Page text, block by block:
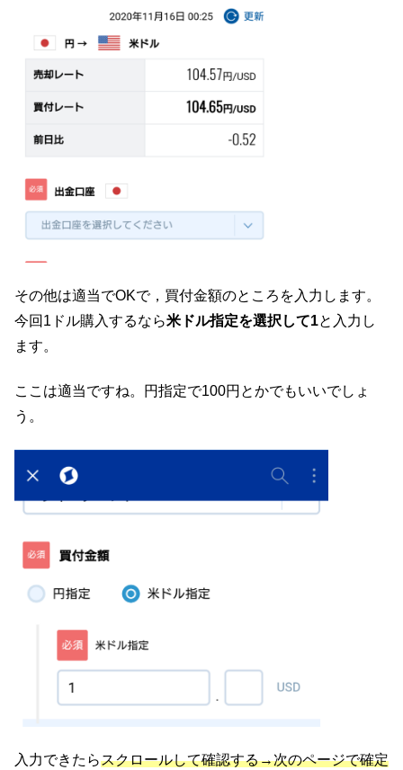
その他は適当でOKで，買付金額のところを入力します。
今回1ドル購入するなら米ドル指定を選択して1と入力し
ます。
ここは適当ですね。円指定で100円とかでもいいでしょ
う。
入力できたらスクロールして確認する→次のページで確定